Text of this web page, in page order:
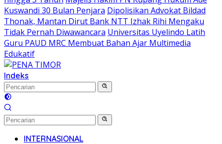
Kuswandi 30 Bulan Penjara Dipolisikan Advokat Bildad
Thonak, Mantan Dirut Bank NTT Izhak Rihi Mengaku
Tidak Pernah Diwawancara Universitas Uyelindo Latih
Guru PAUD MRC Membuat Bahan Ajar Multimedia
Edukatif
Indeks
INTERNASIONAL